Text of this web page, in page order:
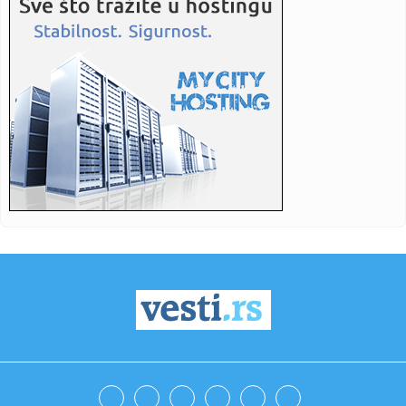
10:42: Đoković: "Taj poraz me je uništio"
10:37:
BRANI TRON, BE...
10:37:Hiljadu pršuta zaplenjeno u Hrvatskoj, inspektori istražuju
por...
10:37:Vučić sa Zelenskim u Palati Srbija: Počinje svečana
ceremonij...
10:35:Vučić dočekao Zelenskog u Palati "Srbija": Sledi razgovor
lide...
Koković ne mrda iz Pančeva: Dizelka produžila ugovor sa
Svečani doček za Zelenskog ispred Palate Srbija u